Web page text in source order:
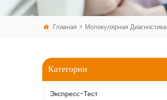
Главная Молекулярная Диагностика
Категории
Экспресс-Тест